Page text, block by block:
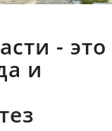
- это
и